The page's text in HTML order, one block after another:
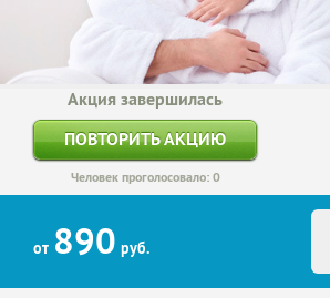
Акция завершилась
ПОВТОРИТЬ АКЦИЮ
Человек проголосовало: 0
от 890 руб.